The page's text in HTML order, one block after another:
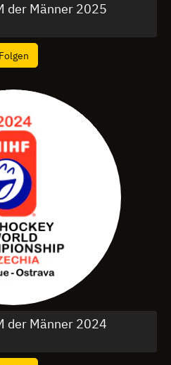
der Männer 2025
Folgen
der Männer 2024